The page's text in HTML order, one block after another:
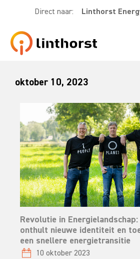
Direct naar: Linthorst
oktober 10, 2023
Revolutie in
onthult nieuwe identiteit en
een snellere energietransitie
10 oktober 2023